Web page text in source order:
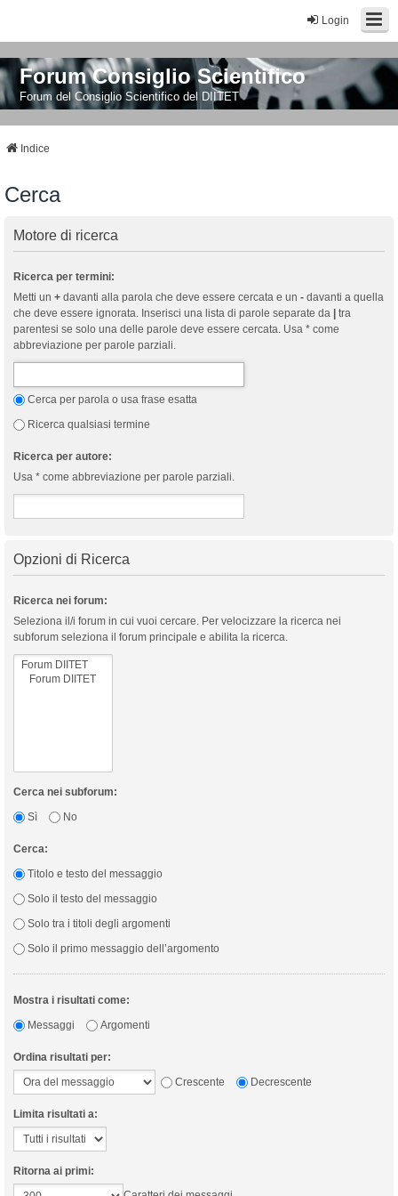
Login
Forum Consiglio Scientifico
Forum del Consiglio Scientifico del DIITET
Indice
Cerca
Motore di ricerca
Ricerca per termini:
Metti un + davanti alla parola che deve essere cercata e un - davanti a quella
che deve essere ignorata. Inserisci una lista di parole separate da
tra
parentesi se solo una delle parole deve essere cercata. Usa * come
abbreviazione per parole parziali.
Cerca per parola o usa frase esatta
Ricerca qualsiasi termine
Ricerca per autore:
Usa * come abbreviazione per parole parziali.
Opzioni di Ricerca
Ricerca nei forum:
Seleziona il/i forum in cui vuoi cercare. Per velocizzare la ricerca nei
subforum seleziona il forum principale e abilita la ricerca.
Cerca nei subforum:
Sì
No
Cerca:
Titolo e testo del messaggio
Solo il testo del messaggio
Solo tra i titoli degli argomenti
Solo il primo messaggio dell’argomento
Mostra i risultati come:
Messaggi
Argomenti
Ordina risultati per:
Crescente
Decrescente
Limita risultati a:
Ritorna ai primi: